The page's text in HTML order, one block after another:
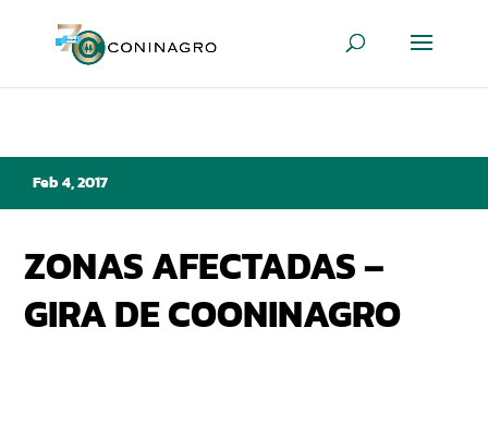
Feb 4, 2017
ZONAS AFECTADAS –
GIRA DE COONINAGRO